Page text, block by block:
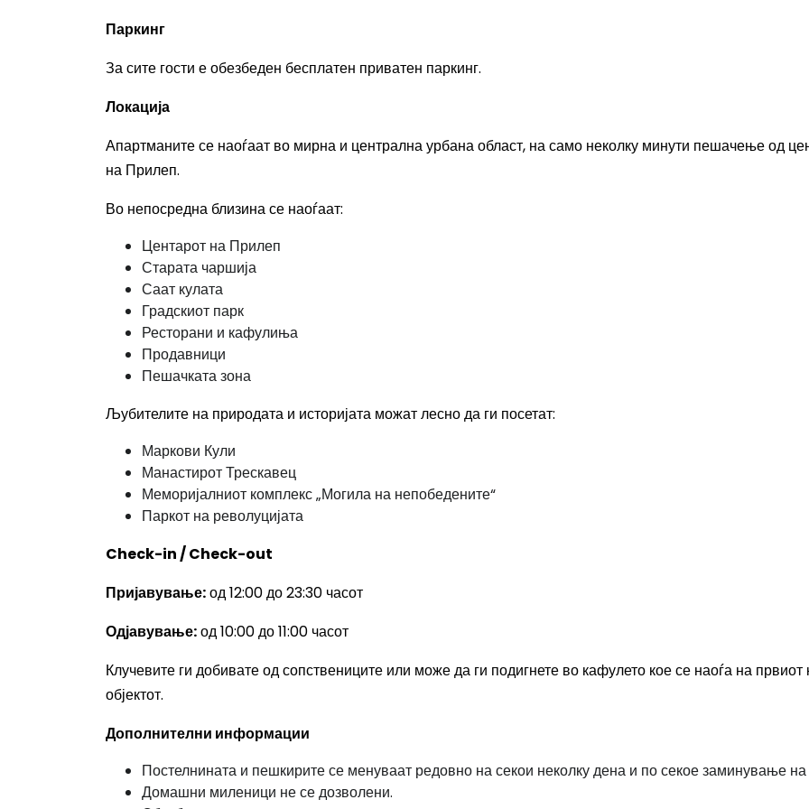
Паркинг
За сите гости е обезбеден бесплатен приватен паркинг.
Локација
Апартманите се наоѓаат во мирна и централна урбана област, на само неколку минути пешачење од
на Прилеп.
Во непосредна близина се наоѓаат:
Центарот на Прилеп
Старата чаршија
Саат кулата
Градскиот парк
Ресторани и кафулиња
Продавници
Пешачката зона
Љубителите на природата и историјата можат лесно да ги посетат:
Маркови Кули
Манастирот Трескавец
Меморијалниот комплекс „Могила на непобедените“
Паркот на револуцијата
Check-in / Check-out
Пријавување:од 12:00 до 23:30 часот
Одјавување:од 10:00 до 11:00 часот
Клучевите ги добивате од сопствениците или може да ги подигнете во кафулето кое се наоѓа на првиот
објектот.
Дополнителни информации
Постелнината и пешкирите се менуваат редовно на секои неколку дена и по секое заминување на
Домашни миленици не се дозволени.